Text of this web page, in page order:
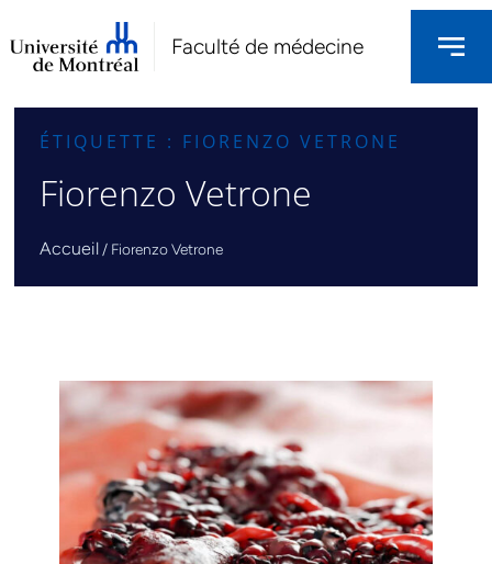
Faculté de médecine
ÉTIQUETTE : FIORENZO VETRONE
Fiorenzo Vetrone
Accueil / Fiorenzo Vetrone